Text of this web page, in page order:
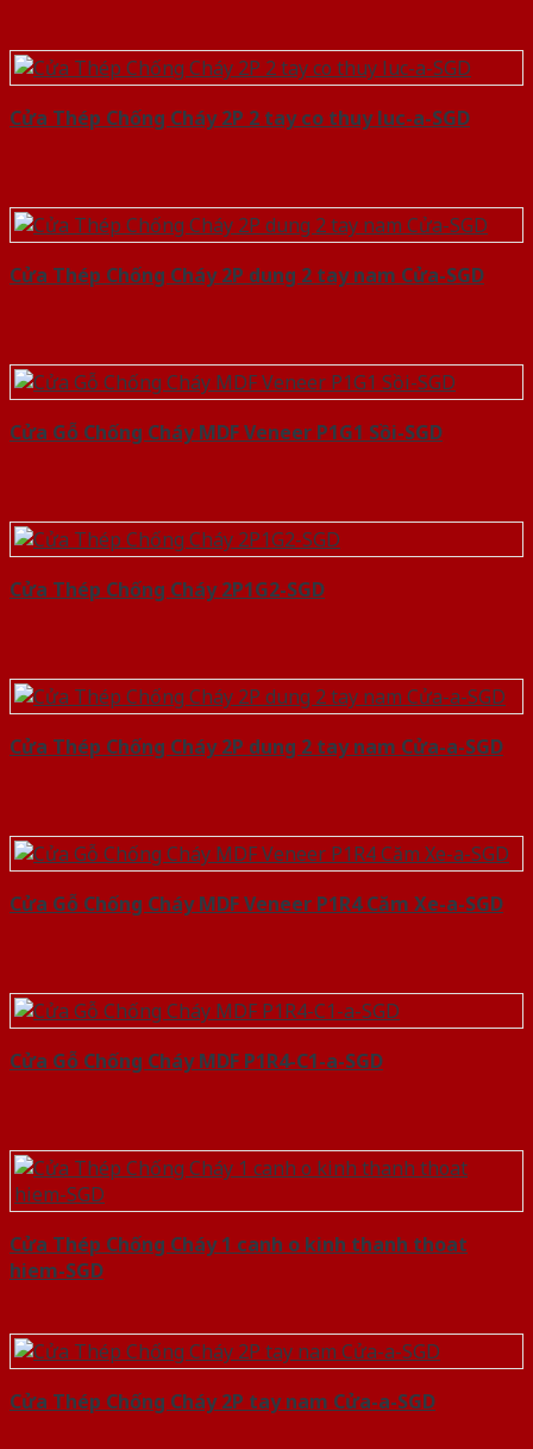
Cửa Thép Chống Cháy 2P 2 tay co thuy luc-a-SGD
Cửa Thép Chống Cháy 2P dung 2 tay nam Cửa-SGD
Cửa Gỗ Chống Cháy MDF Veneer P1G1 Sồi-SGD
Cửa Thép Chống Cháy 2P1G2-SGD
Cửa Thép Chống Cháy 2P dung 2 tay nam Cửa-a-SGD
Cửa Gỗ Chống Cháy MDF Veneer P1R4 Căm Xe-a-SGD
Cửa Gỗ Chống Cháy MDF P1R4-C1-a-SGD
Cửa Thép Chống Cháy 1 canh o kinh thanh thoat
hiem-SGD
Cửa Thép Chống Cháy 2P tay nam Cửa-a-SGD